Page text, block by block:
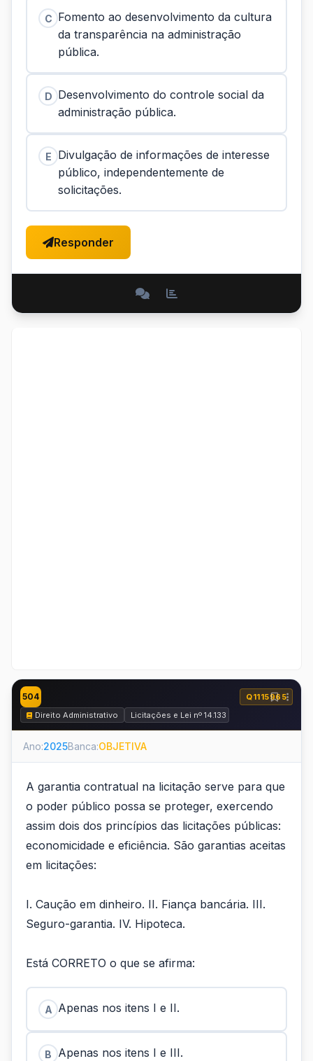
C Fomento ao desenvolvimento da cultura
da transparência na administração
pública.
D Desenvolvimento do controle social da
administração pública.
E
Divulgação de informações de interesse
público, independentemente de
solicitações.
Responder
504
Q1115965
Direito Administrativo
Licitações e Lei nº 14.133 de 2021
Ano:2025Banca:OBJETIVA
A garantia contratual na licitação serve para que
o poder público possa se proteger, exercendo
assim dois dos princípios das licitações públicas:
economicidade e eficiência. São garantias aceitas
em licitações:
I. Caução em dinheiro. II. Fiança bancária. III.
Seguro-garantia. IV. Hipoteca.
Está CORRETO o que se afirma:
A Apenas nos itens I e II.
B Apenas nos itens I e III.